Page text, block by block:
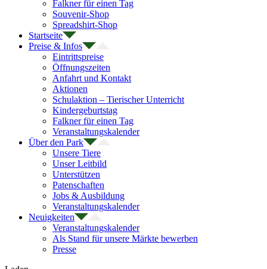
Falkner für einen Tag
Souvenir-Shop
Spreadshirt-Shop
Startseite
Preise & Infos
Eintrittspreise
Öffnungszeiten
Anfahrt und Kontakt
Aktionen
Schulaktion – Tierischer Unterricht
Kindergeburtstag
Falkner für einen Tag
Veranstaltungskalender
Über den Park
Unsere Tiere
Unser Leitbild
Unterstützen
Patenschaften
Jobs & Ausbildung
Veranstaltungskalender
Neuigkeiten
Veranstaltungskalender
Als Stand für unsere Märkte bewerben
Presse